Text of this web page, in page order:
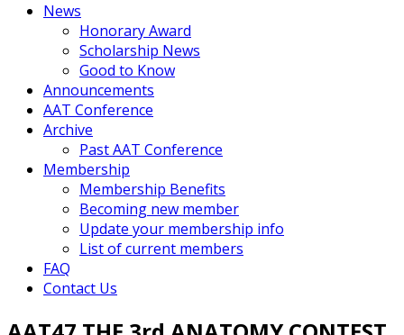
News
Honorary Award
Scholarship News
Good to Know
Announcements
AAT Conference
Archive
Past AAT Conference
Membership
Membership Benefits
Becoming new member
Update your membership info
List of current members
FAQ
Contact Us